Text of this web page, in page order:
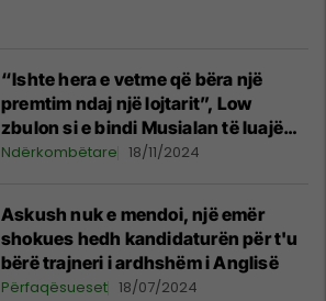
“Ishte hera e vetme që bëra një
premtim ndaj një lojtarit”, Low
zbulon si e bindi Musialan të luajë
për Gjermaninë
Ndërkombëtare 18/11/2024
Askush nuk e mendoi, një emër
shokues hedh kandidaturën për t'u
bërë trajneri i ardhshëm i Anglisë
Përfaqësueset 18/07/2024